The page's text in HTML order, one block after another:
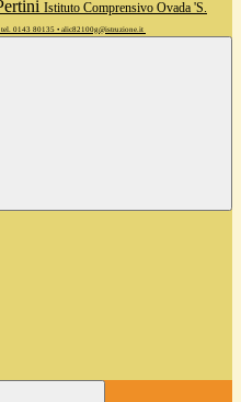
Istituto Comprensivo Ovada 'S.
tel. 0143 80135 • alic82100g@istruzione.it